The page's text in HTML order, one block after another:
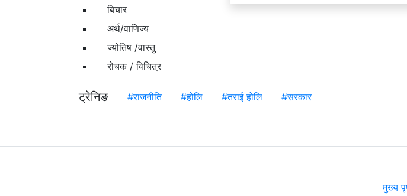
बिचार
अर्थ/वाणिज्य
ज्योतिष /वास्तु
रोचक / विचित्र
ट्रेनिङ #राजनीति #होलि #तराई होलि #सरकार
मुख्य